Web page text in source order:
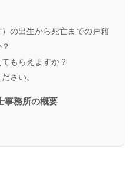
の出生から死亡までの戸籍
もらえますか？
さい。
事務所の概要